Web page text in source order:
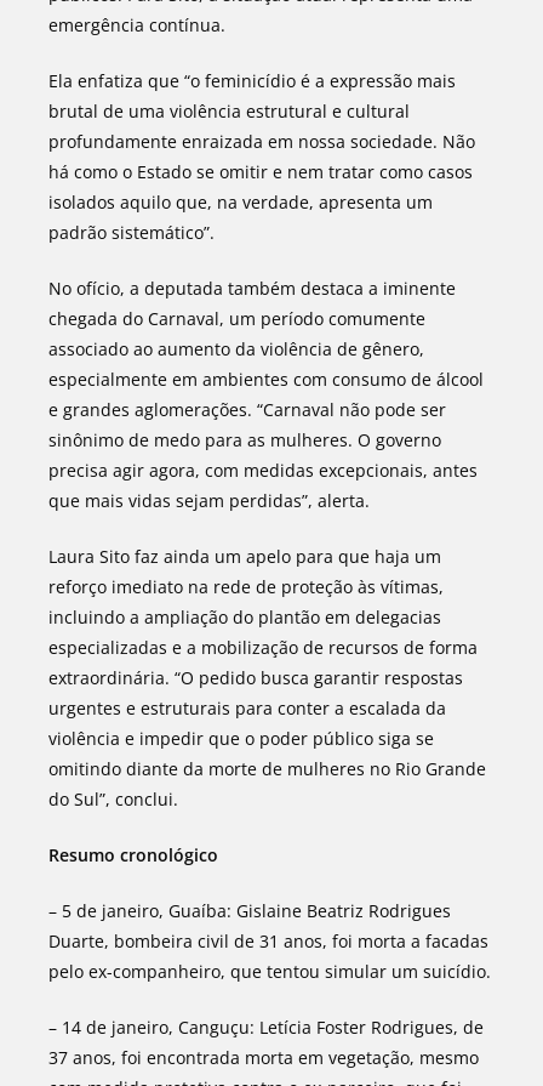
emergência contínua.
Ela enfatiza que “o feminicídio é a expressão mais
brutal de uma violência estrutural e cultural
profundamente enraizada em nossa sociedade. Não
há como o Estado se omitir e nem tratar como casos
isolados aquilo que, na verdade, apresenta um
padrão sistemático”.
No ofício, a deputada também destaca a iminente
chegada do Carnaval, um período comumente
associado ao aumento da violência de gênero,
especialmente em ambientes com consumo de álcool
e grandes aglomerações. “Carnaval não pode ser
sinônimo de medo para as mulheres. O governo
precisa agir agora, com medidas excepcionais, antes
que mais vidas sejam perdidas”, alerta.
Laura Sito faz ainda um apelo para que haja um
reforço imediato na rede de proteção às vítimas,
incluindo a ampliação do plantão em delegacias
especializadas e a mobilização de recursos de forma
extraordinária. “O pedido busca garantir respostas
urgentes e estruturais para conter a escalada da
violência e impedir que o poder público siga se
omitindo diante da morte de mulheres no Rio Grande
do Sul”, conclui.
Resumo cronológico
– 5 de janeiro, Guaíba: Gislaine Beatriz Rodrigues
Duarte, bombeira civil de 31 anos, foi morta a facadas
pelo ex-companheiro, que tentou simular um suicídio.
– 14 de janeiro, Canguçu: Letícia Foster Rodrigues, de
37 anos, foi encontrada morta em vegetação, mesmo